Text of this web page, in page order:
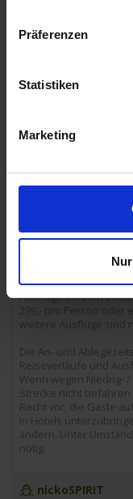
Präferenzen
Statistiken
Marketing
28.06.2026 -
anschließende
29.06.2026
Ausschiffung bis
Ausflugspaket:Die
Ausflüge können
Die An- und
Reiseverläufe und
Wenn wegen Niedrig-
Strecke nicht
Recht vor, die Gäste
in Hotels
ändern. Unter
nötig.
nickoSPIRIT